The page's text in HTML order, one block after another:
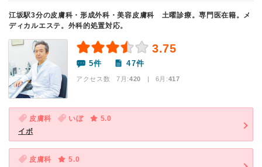
江坂駅3分の皮膚科・形成外科・美容皮膚科 土曜診療。専門医在籍。メ
ディカルエステ。外科的処置対応。
3.75
5件 47件
アクセス数 7月:420 | 6月:417
皮膚科 いぼ
5.0
イボ
皮膚科
5.0